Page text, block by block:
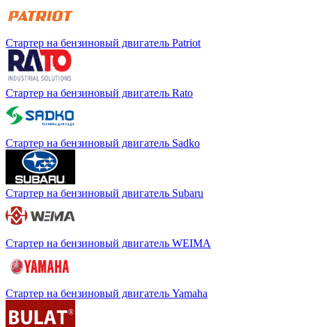
Стартер на бензиновый двигатель Patriot
Стартер на бензиновый двигатель Rato
Стартер на бензиновый двигатель Sadko
Стартер на бензиновый двигатель Subaru
Стартер на бензиновый двигатель WEIMA
Стартер на бензиновый двигатель Yamaha